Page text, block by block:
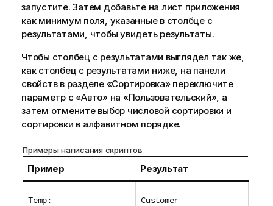
запустите. Затем добавьте на лист приложения
как минимум поля, указанные в столбце с
результатами, чтобы увидеть результаты.
Чтобы столбец с результатами выглядел так же,
как столбец с результатами ниже, на панели
свойств в разделе «Сортировка» переключите
параметр с «Авто» на «Пользовательский», а
затем отмените выбор числовой сортировки и
сортировки в алфавитном порядке.
Примеры написания скриптов
Пример Результат
Temp:
Customer